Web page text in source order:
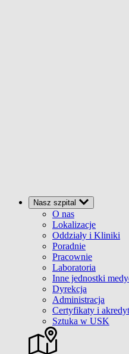
Nasz szpital
O nas
Lokalizacje
Oddziały i Kliniki
Poradnie
Pracownie
Laboratoria
Inne jednostki
Dyrekcja
Administracja
Certyfikaty i
Sztuka w USK